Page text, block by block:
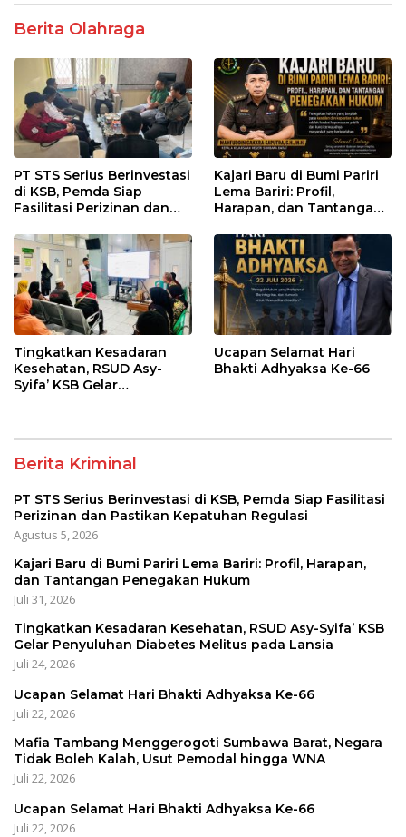
Berita Olahraga
PT STS Serius Berinvestasi
di KSB, Pemda Siap
Fasilitasi Perizinan dan
Regulasi
Kajari Baru di Bumi Pariri
Lema Bariri: Profil,
Harapan, dan Tantangan
Tingkatkan Kesadaran
Kesehatan, RSUD Asy-
Syifa’ KSB Gelar
Ucapan Selamat Hari
Bhakti Adhyaksa Ke-66
Berita Kriminal
PT STS Serius Berinvestasi di KSB, Pemda Siap Fasilitasi
Perizinan dan Pastikan Kepatuhan Regulasi
Agustus 5, 2026
Kajari Baru di Bumi Pariri Lema Bariri: Profil, Harapan,
dan Tantangan Penegakan Hukum
Juli 31, 2026
Tingkatkan Kesadaran Kesehatan, RSUD Asy-Syifa’ KSB
Gelar Penyuluhan Diabetes Melitus pada Lansia
Juli 24, 2026
Ucapan Selamat Hari Bhakti Adhyaksa Ke-66
Juli 22, 2026
Mafia Tambang Menggerogoti Sumbawa Barat, Negara
Tidak Boleh Kalah, Usut Pemodal hingga WNA
Juli 22, 2026
Ucapan Selamat Hari Bhakti Adhyaksa Ke-66
Juli 22, 2026